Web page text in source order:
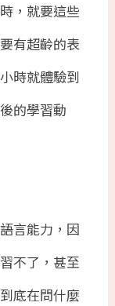
，就要這些
有超齡的表
時就體驗到
的學習動
言能力，因
不了，甚至
底在問什麼